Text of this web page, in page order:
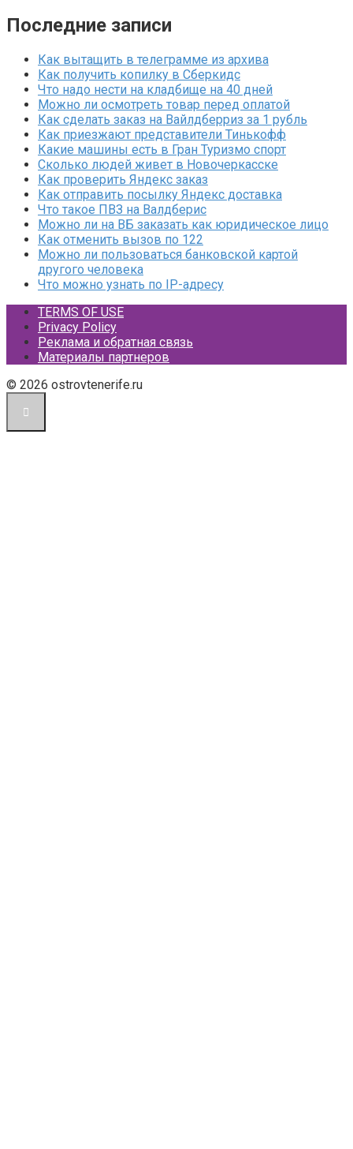
Последние записи
Как вытащить в телеграмме из архива
Как получить копилку в Сберкидс
Что надо нести на кладбище на 40 дней
Можно ли осмотреть товар перед оплатой
Как сделать заказ на Вайлдберриз за 1 рубль
Как приезжают представители Тинькофф
Какие машины есть в Гран Туризмо спорт
Сколько людей живет в Новочеркасске
Как проверить Яндекс заказ
Как отправить посылку Яндекс доставка
Что такое ПВЗ на Валдберис
Можно ли на ВБ заказать как юридическое лицо
Как отменить вызов по 122
Можно ли пользоваться банковской картой
другого человека
Что можно узнать по IP-адресу
TERMS OF USE
Privacy Policy
Реклама и обратная связь
Материалы партнеров
© 2026 ostrovtenerife.ru